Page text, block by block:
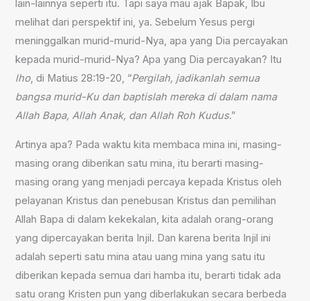
lain-lainnya seperti itu. Tapi saya mau ajak Bapak, Ibu
melihat dari perspektif ini, ya. Sebelum Yesus pergi
meninggalkan murid-murid-Nya, apa yang Dia percayakan
kepada murid-murid-Nya? Apa yang Dia percayakan? Itu
lho, di Matius 28:19-20, “Pergilah, jadikanlah semua
bangsa murid-Ku dan baptislah mereka di dalam nama
Allah Bapa, Allah Anak, dan Allah Roh Kudus.”
Artinya apa? Pada waktu kita membaca mina ini, masing-
masing orang diberikan satu mina, itu berarti masing-
masing orang yang menjadi percaya kepada Kristus oleh
pelayanan Kristus dan penebusan Kristus dan pemilihan
Allah Bapa di dalam kekekalan, kita adalah orang-orang
yang dipercayakan berita Injil. Dan karena berita Injil ini
adalah seperti satu mina atau uang mina yang satu itu
diberikan kepada semua dari hamba itu, berarti tidak ada
satu orang Kristen pun yang diberlakukan secara berbeda